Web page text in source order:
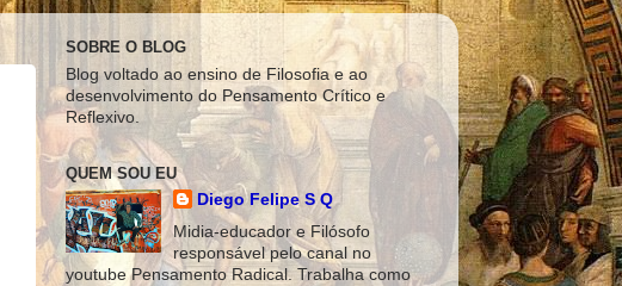
SOBRE O BLOG
Blog voltado ao ensino de Filosofia e ao
desenvolvimento do Pensamento Crítico e
Reflexivo.
QUEM SOU EU
Diego Felipe S Q
Midia-educador e Filósofo
responsável pelo canal no
youtube Pensamento Radical. Trabalha como